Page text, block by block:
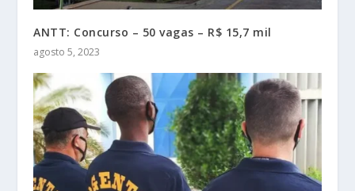
ANTT: Concurso – 50 vagas – R$ 15,7 mil
agosto 5, 2023